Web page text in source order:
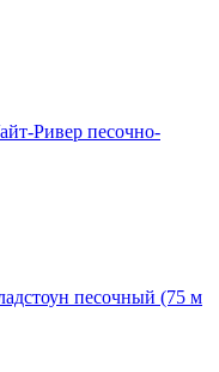
Ривер песочно-
песочный (75 м